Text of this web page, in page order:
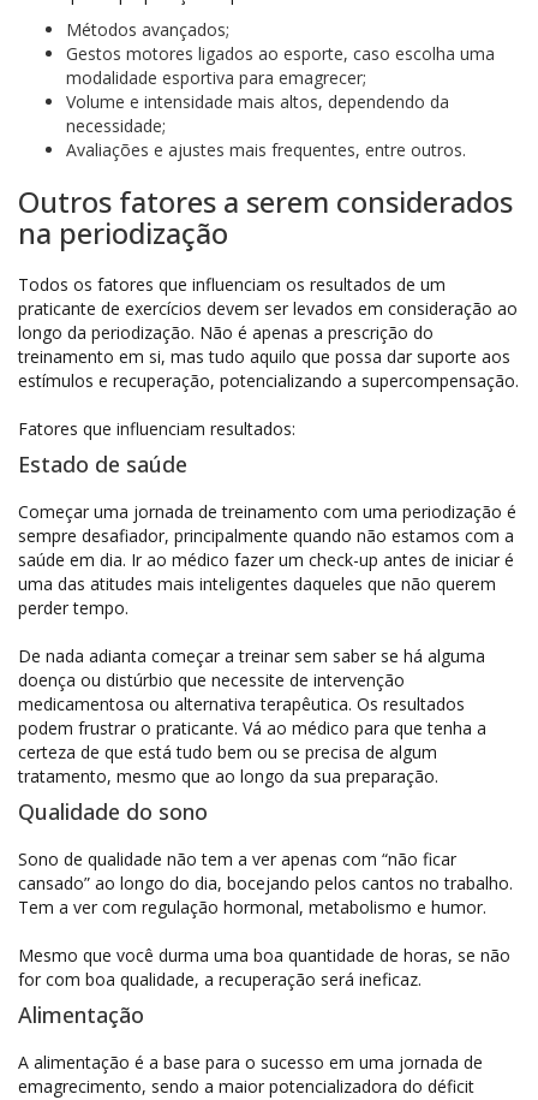
Métodos avançados;
Gestos motores ligados ao esporte, caso escolha uma
modalidade esportiva para emagrecer;
Volume e intensidade mais altos, dependendo da
necessidade;
Avaliações e ajustes mais frequentes, entre outros.
Outros fatores a serem considerados
na periodização
Todos os fatores que influenciam os resultados de um
praticante de exercícios devem ser levados em consideração ao
longo da periodização. Não é apenas a prescrição do
treinamento em si, mas tudo aquilo que possa dar suporte aos
estímulos e recuperação, potencializando a supercompensação.
Fatores que influenciam resultados:
Estado de saúde
Começar uma jornada de treinamento com uma periodização é
sempre desafiador, principalmente quando não estamos com a
saúde em dia. Ir ao médico fazer um check-up antes de iniciar é
uma das atitudes mais inteligentes daqueles que não querem
perder tempo.
De nada adianta começar a treinar sem saber se há alguma
doença ou distúrbio que necessite de intervenção
medicamentosa ou alternativa terapêutica. Os resultados
podem frustrar o praticante. Vá ao médico para que tenha a
certeza de que está tudo bem ou se precisa de algum
tratamento, mesmo que ao longo da sua preparação.
Qualidade do sono
Sono de qualidade não tem a ver apenas com “não ficar
cansado” ao longo do dia, bocejando pelos cantos no trabalho.
Tem a ver com regulação hormonal, metabolismo e humor.
Mesmo que você durma uma boa quantidade de horas, se não
for com boa qualidade, a recuperação será ineficaz.
Alimentação
A alimentação é a base para o sucesso em uma jornada de
emagrecimento, sendo a maior potencializadora do déficit